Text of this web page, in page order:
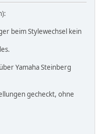
beim Stylewechsel kein
Yamaha Steinberg
gecheckt, ohne